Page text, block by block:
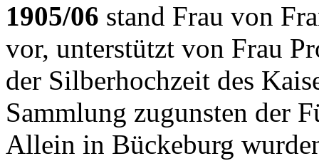
1905/06 stand Frau von
vor, unterstützt von Frau
der Silberhochzeit des
Sammlung zugunsten der
Allein in Bückeburg